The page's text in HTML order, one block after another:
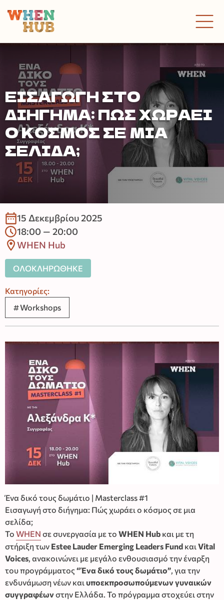
ΕΙΣΑΓΩΓΉ ΣΤΟ
ΔΙΉΓΗΜΑ: ΠΏΣ ΧΩΡΆΕΙ
Ο ΚΌΣΜΟΣ ΣΕ ΜΙΑ
ΣΕΛΊΔΑ;
15 Δεκεμβρίου 2025
18:00 — 20:00
WHEN Hub
ΟΛΟΚΛΗΡΩΘΗΚΕ
Κατηγορίες:
Workshops
Ένα δικό τους δωμάτιο | Masterclass #1
Εισαγωγή στο διήγημα: Πώς χωράει ο κόσμος σε μια
σελίδα;
Το WHEN σε συνεργασία με το WHEN Hub και με τη
στήριξη των Estee Lauder Emerging Leaders Fund καιVital
Voices, ανακοινώνει με μεγάλο ενθουσιασμό την έναρξη
του προγράμματος “Ένα δικό τους δωμάτιο”, για την
ενδυνάμωση νέων καιυποεκπροσωπούμενων γυναικών
συγγραφέωνστην Ελλάδα. Το πρόγραμμα στοχεύει στην